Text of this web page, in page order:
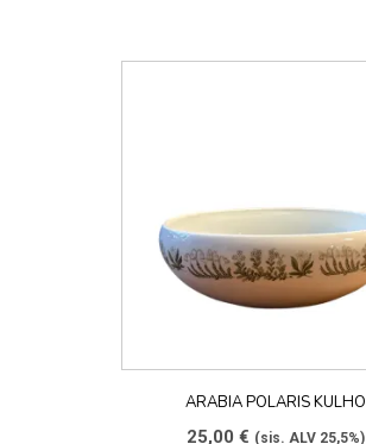
ARABIA POLARIS KULHO
25,00 € (sis. ALV 25,5%)